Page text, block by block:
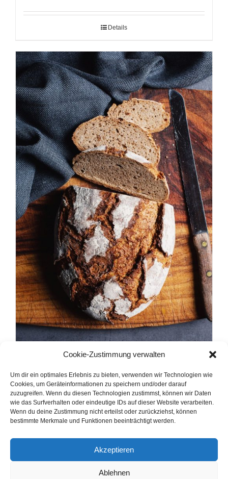
Cookie-Zustimmung verwalten
Um dir ein optimales Erlebnis zu bieten, verwenden wir Technologien wie
Cookies, um Geräteinformationen zu speichern und/oder darauf
zuzugreifen. Wenn du diesen Technologien zustimmst, können wir Daten
wie das Surfverhalten oder eindeutige IDs auf dieser Website verarbeiten.
Wenn du deine Zustimmung nicht erteilst oder zurückziehst, können
bestimmte Merkmale und Funktionen beeinträchtigt werden.
Akzeptieren
Ablehnen
Details
Details